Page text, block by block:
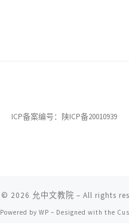
ICP备案编号：陕ICP备20010939
© 2026 允中文教院 – All rights
Powered by WP – Designed with the